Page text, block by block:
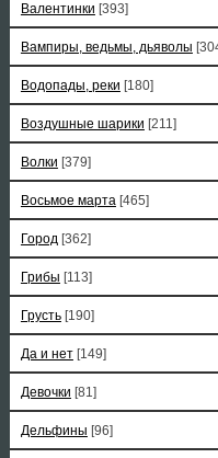
Валентинки [393]
Вампиры, ведьмы, дьяволы
Водопады, реки [180]
Воздушные шарики [211]
Волки [379]
Восьмое марта [465]
Город [362]
Грибы [113]
Грусть [190]
Да и нет [149]
Девочки [81]
Дельфины [96]